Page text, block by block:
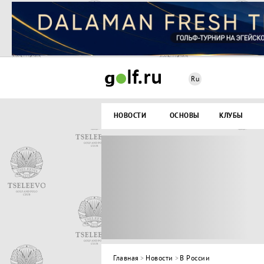
Ru
НОВОСТИ ОСНОВЫ КЛУБЫ
Главная > Новости > В России